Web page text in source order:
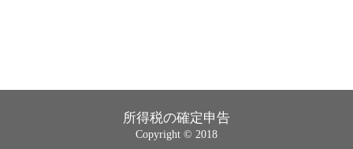
所得税の確定申告
Copyright © 2018